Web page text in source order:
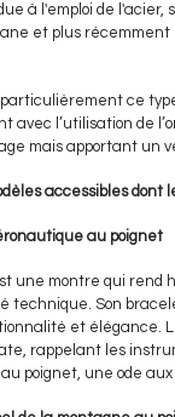
à l'emploi de l'acier,
et plus
ce
l’utilisation de
mais apportant un
accessibles
au poignet
une montre qui
technique. Son
et élégance.
rappelant les
poignet, une ode